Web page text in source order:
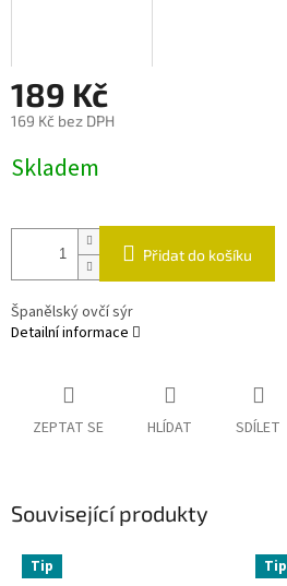
189 Kč
169 Kč bez DPH
cena:
Skladem
Přidat do košíku
Španělský ovčí sýr
Detailní informace
ZEPTAT SE HLÍDAT SDÍLET
Související produkty
Tip Tip